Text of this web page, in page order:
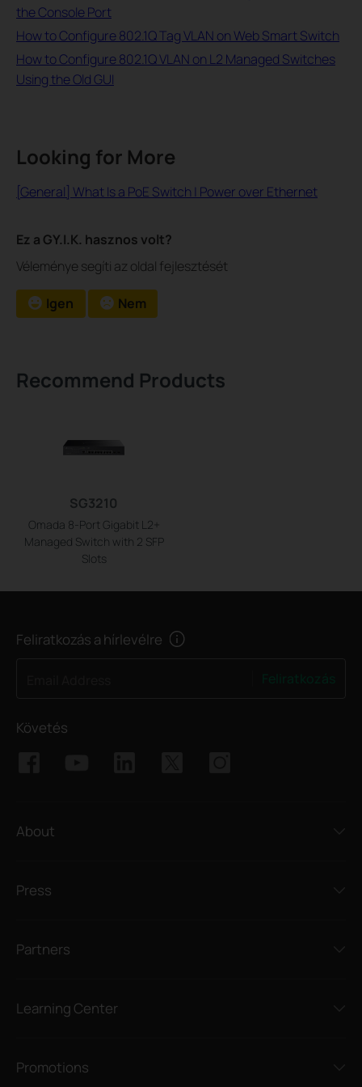
the Console Port
How to Configure 802.1Q Tag VLAN on Web Smart Switch
How to Configure 802.1Q VLAN on L2 Managed Switches
Using the Old GUI
Looking for More
[General] What Is a PoE Switch | Power over Ethernet
Ez a GY.I.K. hasznos volt?
Véleménye segíti az oldal fejlesztését
Igen Nem
Recommend Products
SG3210
Omada 8-Port Gigabit L2+
Managed Switch with 2 SFP
Slots
Feliratkozás a hírlevélre
Követés
About
Press
Partners
Learning Center
Promotions